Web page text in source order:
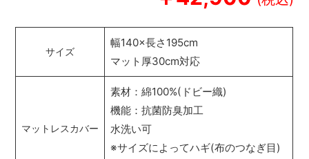
サイズ
幅140×長さ195cm
マット厚30cm対応
マットレスカバー
素材：綿100%(ドビー織)
機能：抗菌防臭加工
水洗い可
※サイズによってハギ(布のつなぎ目)